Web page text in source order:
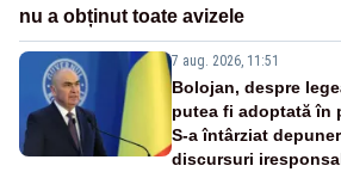
nu a obținut toate avizele
7 aug. 2026, 11:51
Bolojan, despre
putea fi adoptată în
S-a întârziat
discursuri